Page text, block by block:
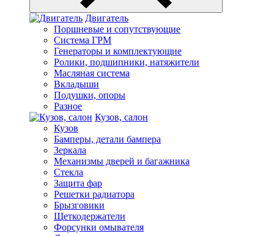
Двигатель
Поршневые и сопутствующие
Система ГРМ
Генераторы и комплектующие
Ролики, подшипники, натяжители
Масляная система
Вкладыши
Подушки, опоры
Разное
Кузов, салон
Кузов
Бамперы, детали бампера
Зеркала
Механизмы дверей и багажника
Стекла
Защита фар
Решетки радиатора
Брызговики
Щеткодержатели
Форсунки омывателя